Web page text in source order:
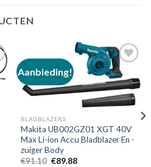
Aanbieding!
Toevoegen
aan
verlanglijst
BLADBLAZERS
Makita UB002GZ01 XGT 40V
Max Li-ion Accu Bladblazer En -
zuiger Body
€91.10 Oorspronkelijke
€89.88Huidige